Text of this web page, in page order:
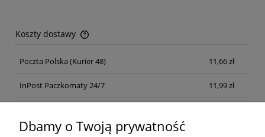
Koszty dostawy
Cena nie zawiera ewentualnych kosztów płatności
Poczta Polska (Kurier 48) 11,66 zł
InPost Paczkomaty 24/7 11,99 zł
Dbamy o Twoją prywatność